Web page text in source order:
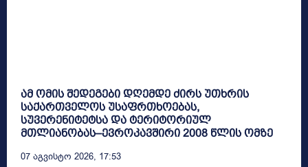
ამ ომის შედეგები დღემდე ძირს უთხრის
საქართველოს უსაფრთხოებას,
სუვერენიტეტსა და ტერიტორიულ
მთლიანობას–ევროკავშირი 2008 წლის ომზე
07 Აგვისტო 2026, 17:53